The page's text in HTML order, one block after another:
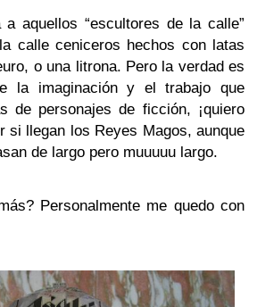
aquellos “escultores de la calle”
calle ceniceros hechos con latas
o una litrona. Pero la verdad es
la imaginación y el trabajo que
de personajes de ficción, ¡quiero
si llegan los Reyes Magos, aunque
de largo pero muuuuu largo.
Personalmente me quedo con